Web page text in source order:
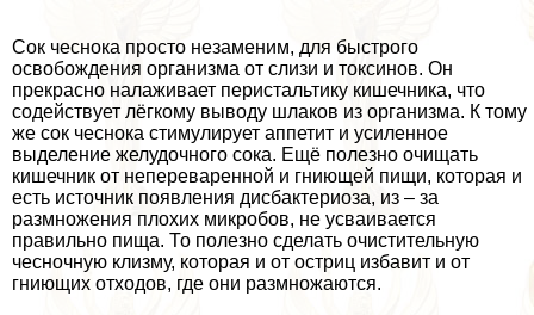
Сок чеснока просто незаменим, для быстрого
освобождения организма от слизи и токсинов. Он
прекрасно налаживает перистальтику кишечника, что
содействует лёгкому выводу шлаков из организма. К тому
же сок чеснока стимулирует аппетит и усиленное
выделение желудочного сока. Ещё полезно очищать
кишечник от непереваренной и гниющей пищи, которая и
есть источник появления дисбактериоза, из – за
размножения плохих микробов, не усваивается
правильно пища. То полезно сделать очистительную
чесночную клизму, которая и от остриц избавит и от
гниющих отходов, где они размножаются.